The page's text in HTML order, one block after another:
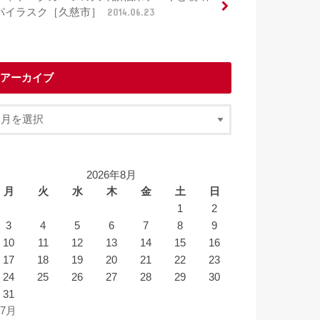
イラスク［久慈市］
2014.06.23
アーカイブ
2026年8月
月
火 水 木 金 土
日
1
2
3
4 5 6 7 8
9
10
11 12 13 14 15
16
17
18 19 20 21 22
23
24
25 26 27 28 29
30
31
月